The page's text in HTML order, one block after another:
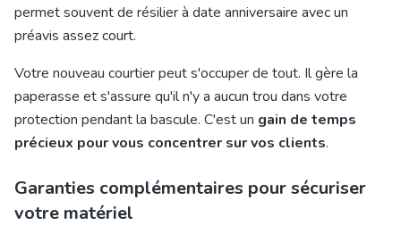
permet souvent de résilier à date anniversaire avec un
préavis assez court.
Votre nouveau courtier peut s'occuper de tout. Il gère la
paperasse et s'assure qu'il n'y a aucun trou dans votre
protection pendant la bascule. C'est un gain de temps
précieux pour vous concentrer sur vos clients.
Garanties complémentaires pour sécuriser
votre matériel